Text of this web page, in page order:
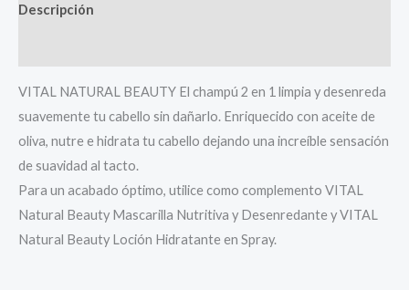
Descripción
VITAL NATURAL BEAUTY El champú 2 en 1 limpia y desenreda
suavemente tu cabello sin dañarlo. Enriquecido con aceite de
oliva, nutre e hidrata tu cabello dejando una increíble sensación
de suavidad al tacto.
Para un acabado óptimo, utilice como complemento VITAL
Natural Beauty Mascarilla Nutritiva y Desenredante y VITAL
Natural Beauty Loción Hidratante en Spray.